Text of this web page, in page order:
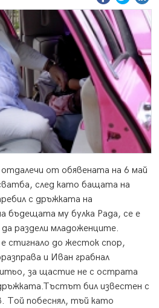
от обявената на 6 май
след като бащата на
с дръжката на
бъдещата му булка Рада, се е
раздели младоженците.
стигнало до жесток спор,
и Иван грабнал
за щастие не с острата
бил известен с
Той побеснял, тъй като